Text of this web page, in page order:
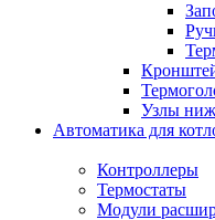
Узлы
Автоматика для
Контроллеры
Термостаты
Модули